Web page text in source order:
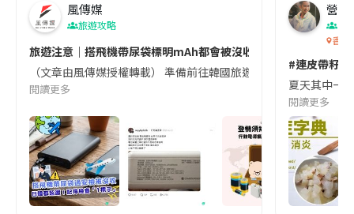
風傳媒
旅遊攻略
旅遊注意｜搭飛機帶尿袋標明mAh都會被沒收😱出發前切記檢查
（文章由風傳媒授權轉載） 準備前往韓國旅遊的民眾，近期要
閱讀更多
營養
香港
#連皮帶籽
夏天其中一
閱讀更多